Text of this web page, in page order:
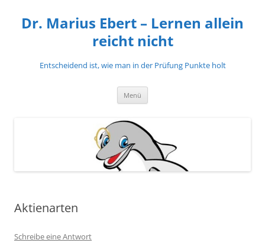
springen
Dr. Marius Ebert – Lernen allein
reicht nicht
Entscheidend ist, wie man in der Prüfung Punkte holt
Menü
Aktienarten
Schreibe eine Antwort